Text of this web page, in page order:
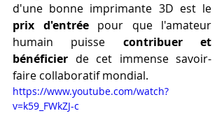
prix d'entrée pour que l'amateur
humain puisse contribuer et
bénéficier de cet immense savoir-
faire collaboratif mondial.
https://www.youtube.com/watch?
v=k59_FWkZJ-c